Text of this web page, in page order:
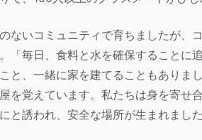
のないコミュニティで育ちましたが
「毎日、食料と水を確保することに
と、一緒に家を建てることもありま
を覚えています。私たちは身を寄せ
と誘われ、安全な場所が生まれまし